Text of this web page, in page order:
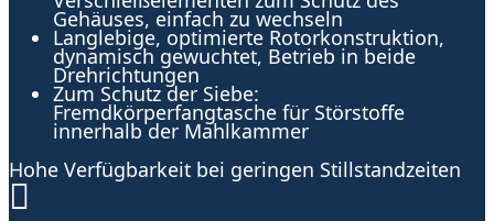
Gehäuses, einfach zu wechseln
Langlebige, optimierte Rotorkonstruktion,
dynamisch gewuchtet, Betrieb in beide
Drehrichtungen
Zum Schutz der Siebe:
Fremdkörperfangtasche für Störstoffe
innerhalb der Mahlkammer
Hohe Verfügbarkeit bei geringen Stillstandzeiten